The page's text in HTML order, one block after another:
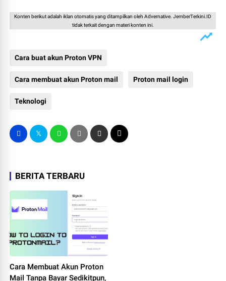
Konten berikut adalah iklan otomatis yang ditampilkan oleh Advernative. JemberTerkini.ID
tidak terkait dengan materi konten ini.
Cara buat akun Proton VPN
Cara membuat akun Proton mail Proton mail login
Teknologi
BERITA TERBARU
Cara Membuat Akun Proton
Mail Tanpa Bayar Sedikitpun,